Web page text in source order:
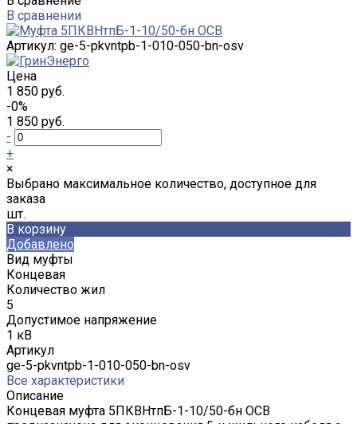
В сравнении
Артикул: ge-5-pkvntpb-1-010-050-bn-osv
Цена
1 850 руб.
-0%
1 850 руб.
-
+
×
Выбрано максимальное количество, доступное для
заказа
шт.
В корзину
Добавлено
Вид муфты
Концевая
Количество жил
5
Допустимое напряжение
1 кВ
Артикул
ge-5-pkvntpb-1-010-050-bn-osv
Все характеристики
Описание
Концевая муфта 5ПКВНтпБ-1-10/50-бн ОСВ